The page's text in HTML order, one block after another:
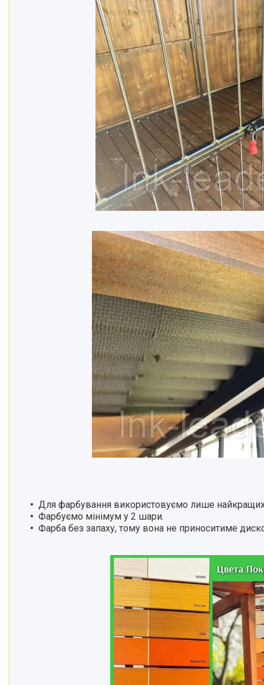
Для фарбування використовуємо лише
Фарбуємо мінімум у 2 шари.
Фарба без запаху, тому вона не приноситиме